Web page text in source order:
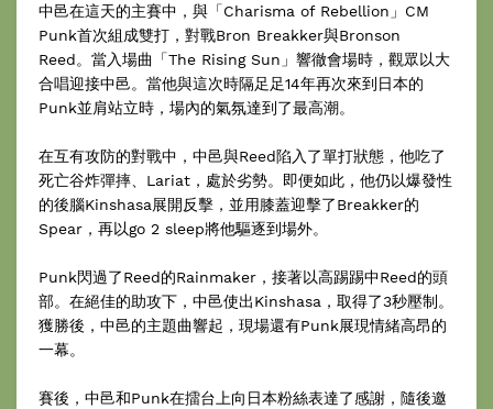
中邑在這天的主賽中，與「Charisma of Rebellion」CM
Punk首次組成雙打，對戰Bron Breakker與Bronson
Reed。當入場曲「The Rising Sun」響徹會場時，觀眾以大
合唱迎接中邑。當他與這次時隔足足14年再次來到日本的
Punk並肩站立時，場內的氣氛達到了最高潮。
在互有攻防的對戰中，中邑與Reed陷入了單打狀態，他吃了
死亡谷炸彈摔、Lariat，處於劣勢。即便如此，他仍以爆發性
的後腦Kinshasa展開反擊，並用膝蓋迎擊了Breakker的
Spear，再以go 2 sleep將他驅逐到場外。
Punk閃過了Reed的Rainmaker，接著以高踢踢中Reed的頭
部。在絕佳的助攻下，中邑使出Kinshasa，取得了3秒壓制。
獲勝後，中邑的主題曲響起，現場還有Punk展現情緒高昂的
一幕。
賽後，中邑和Punk在擂台上向日本粉絲表達了感謝，隨後邀